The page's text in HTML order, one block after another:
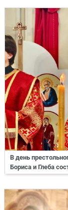
В день
Бориса и Глеба